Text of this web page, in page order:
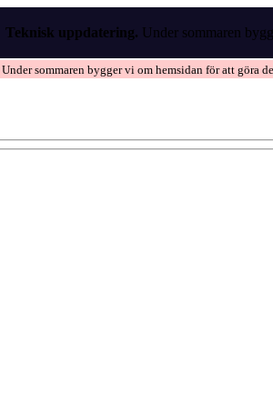
Teknisk uppdatering. Under sommaren
Under sommaren bygger vi om hemsidan för att göra